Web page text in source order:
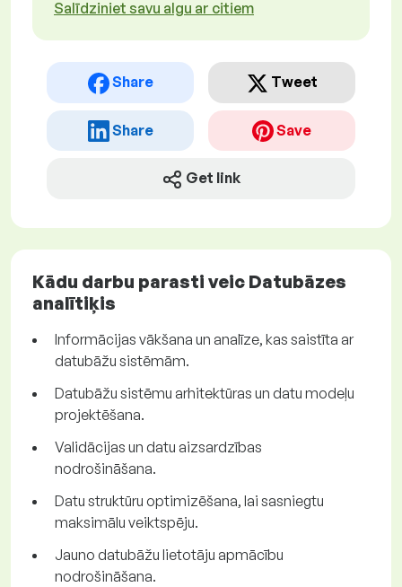
Salīdziniet savu algu ar citiem
Share Tweet
Share Save
Get link
Kādu darbu parasti veic Datubāzes
analītiķis
Informācijas vākšana un analīze, kas saistīta ar
datubāžu sistēmām.
Datubāžu sistēmu arhitektūras un datu modeļu
projektēšana.
Validācijas un datu aizsardzības
nodrošināšana.
Datu struktūru optimizēšana, lai sasniegtu
maksimālu veiktspēju.
Jauno datubāžu lietotāju apmācību
nodrošināšana.